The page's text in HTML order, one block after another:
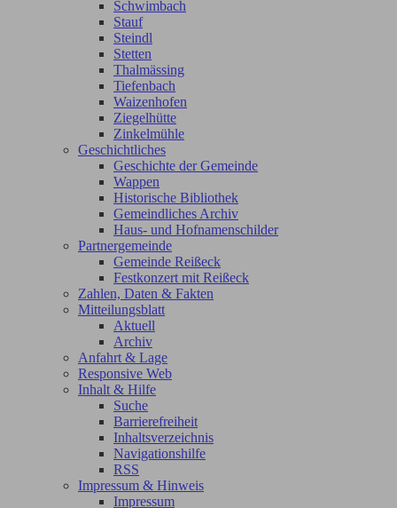
Schwimbach
Stauf
Steindl
Stetten
Thalmässing
Tiefenbach
Waizenhofen
Ziegelhütte
Zinkelmühle
Geschichtliches
Geschichte der Gemeinde
Wappen
Historische Bibliothek
Gemeindliches Archiv
Haus- und Hofnamenschilder
Partnergemeinde
Gemeinde Reißeck
Festkonzert mit Reißeck
Zahlen, Daten & Fakten
Mitteilungsblatt
Aktuell
Archiv
Anfahrt & Lage
Responsive Web
Inhalt & Hilfe
Suche
Barrierefreiheit
Inhaltsverzeichnis
Navigationshilfe
RSS
Impressum & Hinweis
Impressum